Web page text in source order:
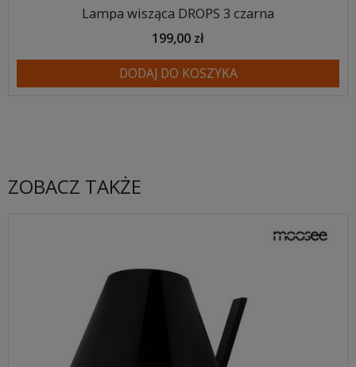
Lampa wisząca DROPS 3 czarna
199,00 zł
DODAJ DO KOSZYKA
ZOBACZ TAKŻE